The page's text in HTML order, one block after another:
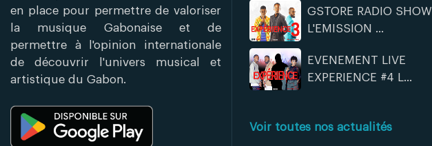
en place pour permettre de valoriser
la musique Gabonaise et de
permettre à l'opinion internationale
de découvrir l'univers musical et
artistique du Gabon.
GSTORE RADIO SHOW
L'EMISSION ...
EVENEMENT LIVE
EXPERIENCE #4 L...
Voir toutes nos actualités